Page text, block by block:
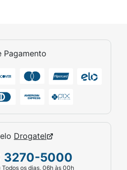
Pagamento
Drogatel
3270-5000
Todos os dias, 06h às 00h